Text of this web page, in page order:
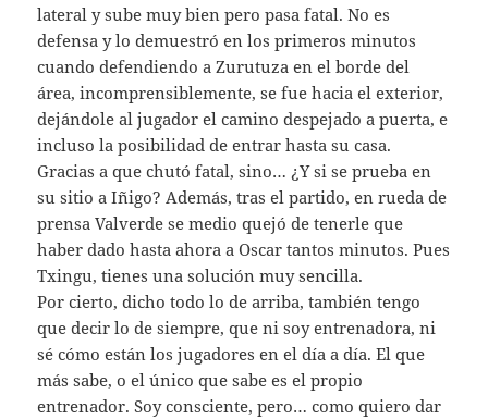
lateral y sube muy bien pero pasa fatal. No es
defensa y lo demuestró en los primeros minutos
cuando defendiendo a Zurutuza en el borde del
área, incomprensiblemente, se fue hacia el exterior,
dejándole al jugador el camino despejado a puerta, e
incluso la posibilidad de entrar hasta su casa.
Gracias a que chutó fatal, sino… ¿Y si se prueba en
su sitio a Iñigo? Además, tras el partido, en rueda de
prensa Valverde se medio quejó de tenerle que
haber dado hasta ahora a Oscar tantos minutos. Pues
Txingu, tienes una solución muy sencilla.
Por cierto, dicho todo lo de arriba, también tengo
que decir lo de siempre, que ni soy entrenadora, ni
sé cómo están los jugadores en el día a día. El que
más sabe, o el único que sabe es el propio
entrenador. Soy consciente, pero… como quiero dar